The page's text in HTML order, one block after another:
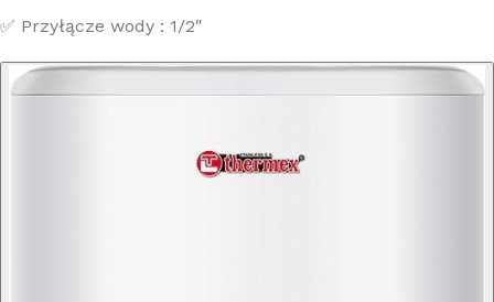
✅ Przyłącze wody : 1/2″